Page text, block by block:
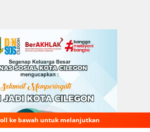
ke bawah untuk melanjutkan